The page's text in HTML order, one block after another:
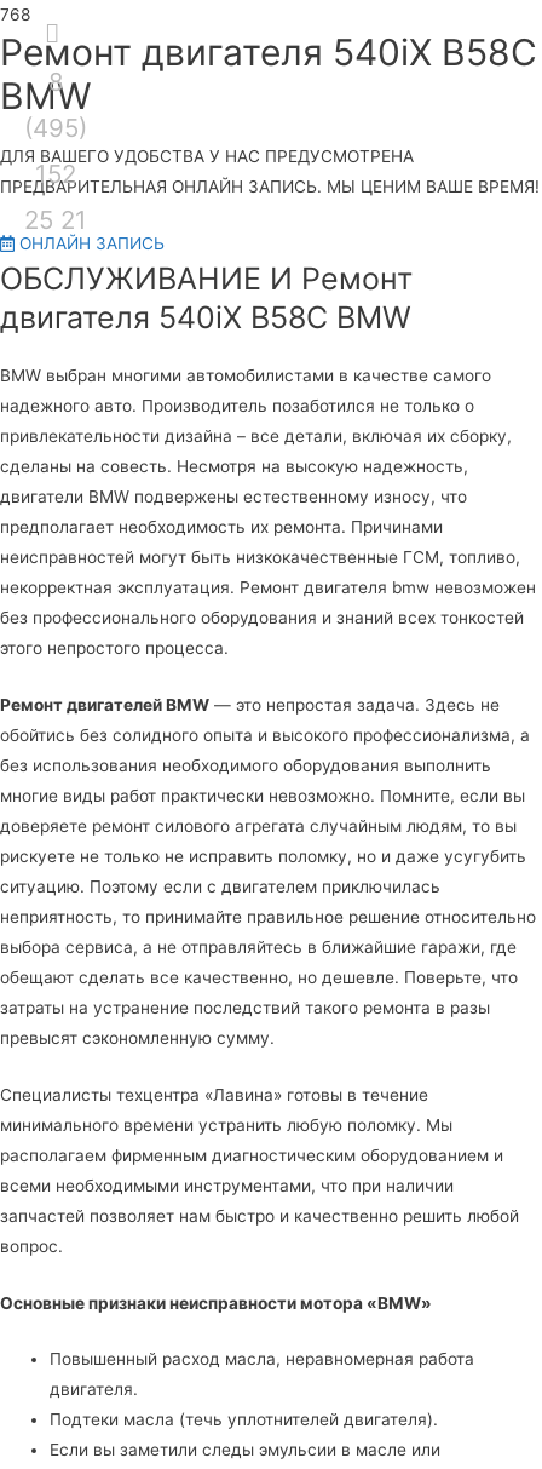
Секция
над
шапкой
8
(495)
152
25 21
Ремонт двигателя 540iX B58C
BMW
ДЛЯ ВАШЕГО УДОБСТВА У НАС ПРЕДУСМОТРЕНА
ПРЕДВАРИТЕЛЬНАЯ ОНЛАЙН ЗАПИСЬ. МЫ ЦЕНИМ ВАШЕ ВРЕМЯ!
ОНЛАЙН ЗАПИСЬ
ОБСЛУЖИВАНИЕ И Ремонт
двигателя 540iX B58C BMW
BMW выбран многими автомобилистами в качестве самого
надежного авто. Производитель позаботился не только о
привлекательности дизайна – все детали, включая их сборку,
сделаны на совесть. Несмотря на высокую надежность,
двигатели BMW подвержены естественному износу, что
предполагает необходимость их ремонта. Причинами
неисправностей могут быть низкокачественные ГСМ, топливо,
некорректная эксплуатация. Ремонт двигателя bmw невозможен
без профессионального оборудования и знаний всех тонкостей
этого непростого процесса.
Ремонт двигателей BMW — это непростая задача. Здесь не
обойтись без солидного опыта и высокого профессионализма, а
без использования необходимого оборудования выполнить
многие виды работ практически невозможно. Помните, если вы
доверяете ремонт силового агрегата случайным людям, то вы
рискуете не только не исправить поломку, но и даже усугубить
ситуацию. Поэтому если с двигателем приключилась
неприятность, то принимайте правильное решение относительно
выбора сервиса, а не отправляйтесь в ближайшие гаражи, где
обещают сделать все качественно, но дешевле. Поверьте, что
затраты на устранение последствий такого ремонта в разы
превысят сэкономленную сумму.
Специалисты техцентра «Лавина» готовы в течение
минимального времени устранить любую поломку. Мы
располагаем фирменным диагностическим оборудованием и
всеми необходимыми инструментами, что при наличии
запчастей позволяет нам быстро и качественно решить любой
вопрос.
Основные признаки неисправности мотора «BMW»
Повышенный расход масла, неравномерная работа
двигателя.
Подтеки масла (течь уплотнителей двигателя).
Если вы заметили следы эмульсии в масле или